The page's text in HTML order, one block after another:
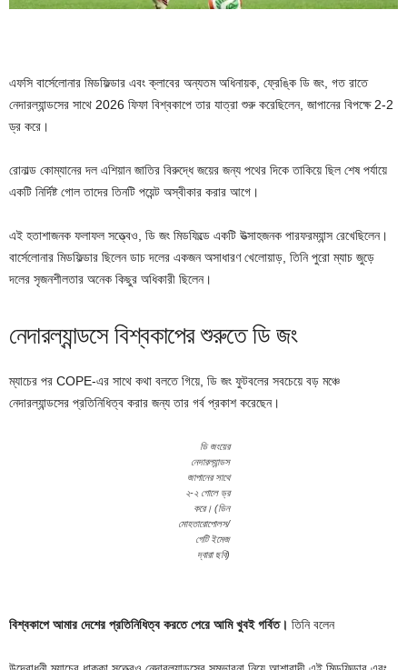
এফসি বার্সেলোনার মিডফিল্ডার এবং ক্লাবের অন্যতম অধিনায়ক, ফ্রেঙ্কি ডি জং, গত রাতে
নেদারল্যান্ডসের সাথে 2026 ফিফা বিশ্বকাপে তার যাত্রা শুরু করেছিলেন, জাপানের বিপক্ষে 2-2
ড্র করে।
রোনাল্ড কোম্যানের দল এশিয়ান জাতির বিরুদ্ধে জয়ের জন্য পথের দিকে তাকিয়ে ছিল শেষ পর্যায়ে
একটি নির্দিষ্ট গোল তাদের তিনটি পয়েন্ট অস্বীকার করার আগে।
এই হতাশাজনক ফলাফল সত্ত্বেও, ডি জং মিডফিল্ডে একটি উত্সাহজনক পারফরম্যান্স রেখেছিলেন।
বার্সেলোনার মিডফিল্ডার ছিলেন ডাচ দলের একজন অসাধারণ খেলোয়াড়, তিনি পুরো ম্যাচ জুড়ে
দলের সৃজনশীলতার অনেক কিছুর অধিকারী ছিলেন।
নেদারল্যান্ডসে বিশ্বকাপের শুরুতে ডি জং
ম্যাচের পর COPE-এর সাথে কথা বলতে গিয়ে, ডি জং ফুটবলের সবচেয়ে বড় মঞ্চে
নেদারল্যান্ডসের প্রতিনিধিত্ব করার জন্য তার গর্ব প্রকাশ করেছেন।
ডি জংয়ের
নেদারল্যান্ডস
জাপানের সাথে
২-২ গোলে ড্র
করে। (ডিন
মোহতারোপোলস/
গেটি ইমেজ
দ্বারা ছবি)
বিশ্বকাপে আমার দেশের প্রতিনিধিত্ব করতে পেরে আমি খুবই গর্বিত। তিনি বলেন